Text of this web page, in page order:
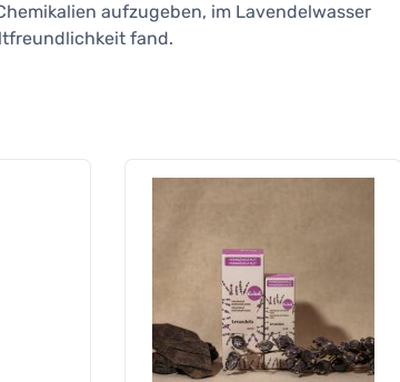
aufzugeben, im Lavendelwasser
fand.